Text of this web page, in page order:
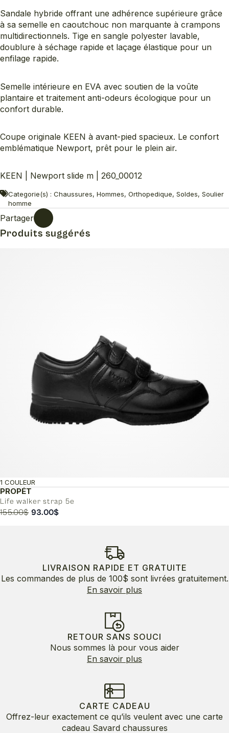
Sandale hybride offrant une adhérence supérieure grâce
à sa semelle en caoutchouc non marquante à crampons
multidirectionnels. Tige en sangle polyester lavable,
doublure à séchage rapide et laçage élastique pour un
enfilage rapide.
Semelle intérieure en EVA avec soutien de la voûte
plantaire et traitement anti-odeurs écologique pour un
confort durable.
Coupe originale KEEN à avant-pied spacieux. Le confort
emblématique Newport, prêt pour le plein air.
KEEN | Newport slide m | 260_00012
Categorie(s) : Chaussures, Hommes, Orthopedique, Soldes, Soulier
homme
Partager
Produits suggérés
PROPÉT
Life walker strap 5e
1 COULEUR
155.00$ Le
93.00$Le
LIVRAISON RAPIDE ET GRATUITE
Les commandes de plus de 100$ sont livrées gratuitement.
En savoir plus
RETOUR SANS SOUCI
Nous sommes là pour vous aider
En savoir plus
CARTE CADEAU
Offrez-leur exactement ce qu’ils veulent avec une carte
cadeau Savard chaussures